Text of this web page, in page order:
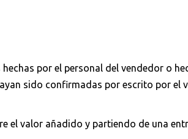
por el personal del vendedor o
sido confirmadas por escrito por el
valor añadido y partiendo de una